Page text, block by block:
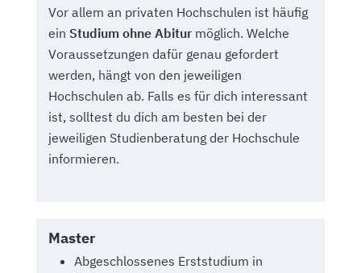
Vor allem an privaten Hochschulen ist häufig
ein Studium ohne Abitur möglich. Welche
Voraussetzungen dafür genau gefordert
werden, hängt von den jeweiligen
Hochschulen ab. Falls es für dich interessant
ist, solltest du dich am besten bei der
jeweiligen Studienberatung der Hochschule
informieren.
Master
Abgeschlossenes Erststudium in